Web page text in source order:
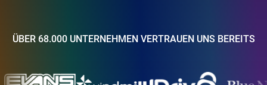
ÜBER 68.000 UNTERNEHMEN VERTRAUEN UNS BEREITS